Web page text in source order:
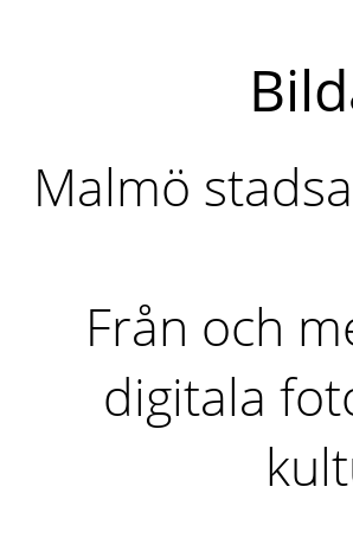
Malmö
Från och
digitala